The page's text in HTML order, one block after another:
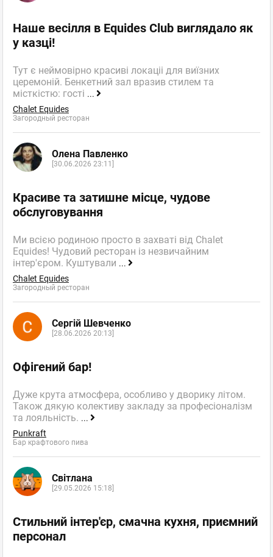
Наше весілля в Equides Club виглядало як
у казці!
Тут є неймовірно красиві локаціі для виїзних
церемоній. Бенкетний зал вразив стилем та
місткістю: гості ...
Chalet Equides
Загородный ресторан
Олена Павленко
[30.06.2026 23:11]
Красиве та затишне місце, чудове
обслуговування
Ми всією родиною просто в захваті від Chalet
Equides! Чудовий ресторан із незвичайним
інтер'єром. Куштували ...
Chalet Equides
Загородный ресторан
Сергій Шевченко
[28.06.2026 20:13]
Офігений бар!
Дуже крута атмосфера, особливо у дворику літом.
Також дякую колективу закладу за професіоналізм
та лояльність. ...
Punkraft
Бар крафтового пива
Світлана
[29.05.2026 15:18]
Стильний інтер'єр, смачна кухня, приємний
персонал